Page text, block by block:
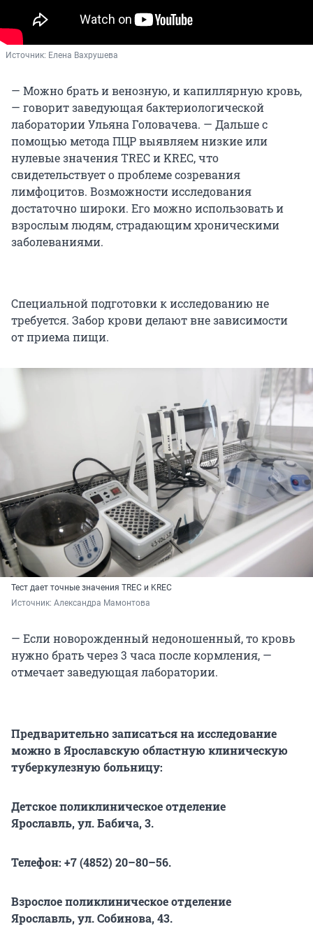
Источник: Елена Вахрушева
— Можно брать и венозную, и капиллярную кровь,
— говорит заведующая бактериологической
лаборатории Ульяна Головачева. — Дальше с
помощью метода ПЦР выявляем низкие или
нулевые значения TREC и KREC, что
свидетельствует о проблеме созревания
лимфоцитов. Возможности исследования
достаточно широки. Его можно использовать и
взрослым людям, страдающим хроническими
заболеваниями.
Специальной подготовки к исследованию не
требуется. Забор крови делают вне зависимости
от приема пищи.
Тест дает точные значения TREC и KREC
Источник: Александра Мамонтова
— Если новорожденный недоношенный, то кровь
нужно брать через 3 часа после кормления, —
отмечает заведующая лаборатории.
Предварительно записаться на исследование
можно в Ярославскую областную клиническую
туберкулезную больницу:
Детское поликлиническое отделение
Ярославль, ул. Бабича, 3.
Телефон: +7 (4852) 20–80–56.
Взрослое поликлиническое отделение
Ярославль, ул. Собинова, 43.